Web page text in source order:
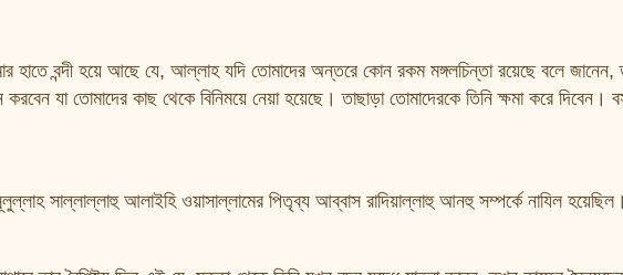
হাতে বন্দী হয়ে আছে যে, আল্লাহ যদি তোমাদের অন্তরে কোন রকম মঙ্গলচিন্তা রয়েছে বলে জানেন,
করবেন যা তোমাদের কাছ থেকে বিনিময়ে নেয়া হয়েছে। তাছাড়া তোমাদেরকে তিনি ক্ষমা করে দিবেন।
সাল্লাল্লাহু আলাইহি ওয়াসাল্লামের পিতৃব্য আব্বাস রাদিয়াল্লাহু আনহু সম্পর্কে নাযিল